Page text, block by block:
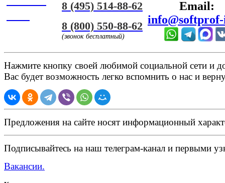
8 (495) 514-88-62
8 (800) 550-88-62
(звонок бесплатный)
Email:
Нажмите кнопку своей любимой социальной сети и
Вас будет возможность легко вспомнить о нас и
Предложения на сайте носят информационный
Подписывайтесь на наш телеграм-канал и первыми
Вакансии.